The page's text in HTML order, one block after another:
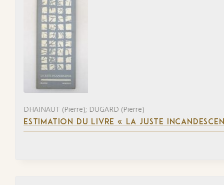
DHAINAUT (Pierre); DUGARD (Pierre)
ESTIMATION DU LIVRE « LA JUSTE